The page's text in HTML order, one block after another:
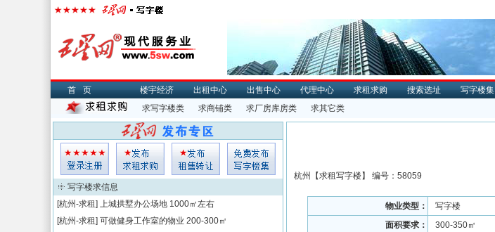
首页 楼宇经济 出租中心 出售中心 代理中心 求租求购 搜索选址 写字楼集
求写字楼类
求商铺类 求厂房库房类 求其它类
杭州【求租写字楼】 编号：58059
物业类型：
写字楼
面积要求：
300-350㎡
写字楼求信息
[杭州-求租] 上城拱墅办公场地 1000㎡左右
[杭州-求租] 可做健身工作室的物业 200-300㎡